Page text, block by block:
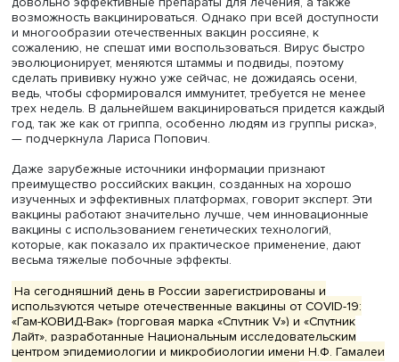
Лариса Попович, фото: Михаил Голденков
Что касается возможных ограничений, то вряд ли стоит
повсеместного и обязательного введения удаленного
режима работы, но возврат масочного режима вполне
возможен. В многолюдной среде носить маски следует
сейчас, убеждена эксперт.
«В отличие от первых волн COVID-19, сейчас у нас есть
довольно эффективные препараты для лечения, а
возможность вакцинироваться. Однако при всей
и многообразии отечественных вакцин россияне, к
сожалению, не спешат ими воспользоваться. Вирус
эволюционирует, меняются штаммы и подвиды, поэтому
сделать прививку нужно уже сейчас, не дожидаясь
ведь, чтобы сформировался иммунитет, требуется не
трех недель. В дальнейшем вакцинироваться придется
год, так же как от гриппа, особенно людям из группы
— подчеркнула Лариса Попович.